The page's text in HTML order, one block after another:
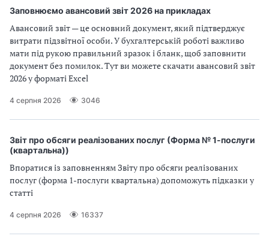
Заповнюємо авансовий звіт 2026 на прикладах
Авансовий звіт — це основний документ, який підтверджує
витрати підзвітної особи. У бухгалтерській роботі важливо
мати під рукою правильний зразок і бланк, щоб заповнити
документ без помилок. Тут ви можете скачати авансовий звіт
2026 у форматі Excel
4 серпня 2026 3046
Звіт про обсяги реалізованих послуг (Форма № 1-послуги
(квартальна))
Впоратися із заповненням Звіту про обсяги реалізованих
послуг (форма 1-послуги квартальна) допоможуть підказки у
статті
4 серпня 2026 16337